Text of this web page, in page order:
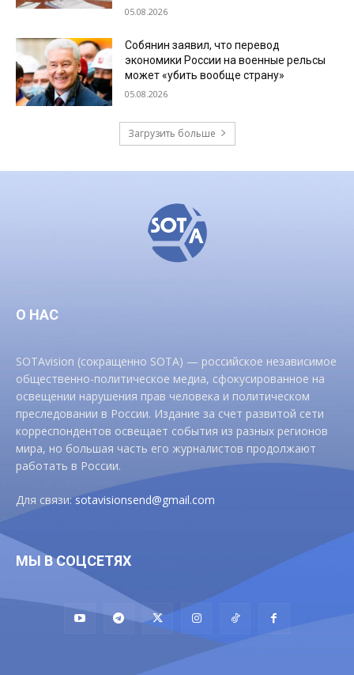
05.08.2026
Собянин заявил, что перевод
экономики России на военные рельсы
может «убить вообще страну»
05.08.2026
Загрузить больше
О НАС
SOTAvision (сокращенно SOTA) — российское независимое
общественно-политическое медиа, сфокусированное на
освещении нарушения прав человека и политическом
преследовании в России. Издание за счет развитой сети
корреспондентов освещает события из разных регионов
мира, но большая часть его журналистов продолжают
работать в России.
Для связи:sotavisionsend@gmail.com
МЫ В СОЦСЕТЯХ